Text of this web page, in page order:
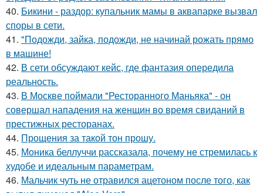
40. Бикини - раздор: купальник мамы в аквапарке вызвал
споры в сети.
41. "Подожди, зайка, подожди, не начинай рожать прямо
в машине!
42. В сети обсуждают кейс, где фантазия опередила
реальность.
43. В Москве поймали "Ресторанного Маньяка" - он
совершал нападения на женщин во время свиданий в
престижных ресторанах.
44. Прощения за такой тон прошу.
45. Моника беллуччи рассказала, почему не стремилась к
худобе и идеальным параметрам.
46. Мальчик чуть не отравился ацетоном после того, как